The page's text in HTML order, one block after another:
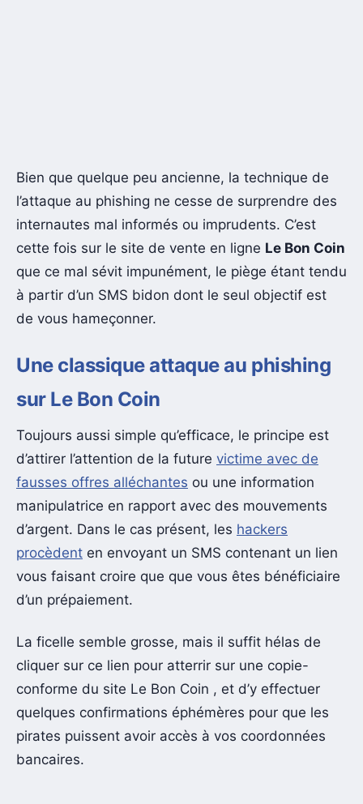
Bien que quelque peu ancienne, la technique de
l’attaque au phishing ne cesse de surprendre des
internautes mal informés ou imprudents. C’est
cette fois sur le site de vente en ligne Le Bon Coin
que ce mal sévit impunément, le piège étant tendu
à partir d’un SMS bidon dont le seul objectif est
de vous hameçonner.
Une classique attaque au phishing
sur Le Bon Coin
Toujours aussi simple qu’efficace, le principe est
d’attirer l’attention de la future victime avec de
fausses offres alléchantes ou une information
manipulatrice en rapport avec des mouvements
d’argent. Dans le cas présent, les hackers
procèdent en envoyant un SMS contenant un lien
vous faisant croire que que vous êtes bénéficiaire
d’un prépaiement.
La ficelle semble grosse, mais il suffit hélas de
cliquer sur ce lien pour atterrir sur une copie-
conforme du site Le Bon Coin , et d’y effectuer
quelques confirmations éphémères pour que les
pirates puissent avoir accès à vos coordonnées
bancaires.